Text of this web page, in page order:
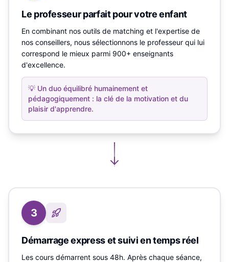
Le professeur parfait pour votre enfant
En combinant nos outils de matching et l'expertise de
nos conseillers, nous sélectionnons le professeur qui lui
correspond le mieux parmi 900+ enseignants
d'excellence.
💡 Un duo équilibré humainement et
pédagogiquement : la clé de la motivation et du
plaisir d'apprendre.
3
Démarrage express et suivi en temps réel
Les cours démarrent sous 48h. Après chaque séance,